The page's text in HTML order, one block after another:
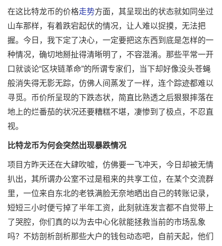
在这比特龙币的价格走势方面，其呈现出的状态就如同坐过
山车那样，有着跌宕起伏的情况，让人难以捉摸，无法把
握。今日，我下定了决心，一定要把这东西到底是怎样的一
种情况，确切地掰扯得清晰明了，不容混淆。那些平常一开
口就谈论“区块链革命”的所谓专家们，当下却好像没头苍蝇
般消失得无影无踪，仿佛人间蒸发了一样，连个踪迹都难以
寻觅。币价所呈现的下跌态状，简直比熟透之后狠狠摔落在
地上的烂番茄的状况还要糟糕不堪，凄惨到了极点，不忍直
视。
比特龙币为何会突然出现暴跌情况
项目方昨天还在大肆吹嘘，仿佛要一飞冲天，今日却被无情
扒出，其所谓办公室不过是租来的共享工位，在某个交流群
里，一位来自东北的老铁满脸无奈地晒出自己的转账记录，
短短三小时便亏掉了半年工资，此刻就连发言都不自觉带上
了哭腔，你们真的以为去中心化就能拯救当前的市场乱象
吗？不妨剖析剖析那些大户的钱包动态吧，自前天起，他们